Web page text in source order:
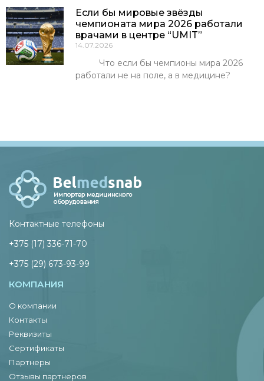
Если бы мировые звёзды
чемпионата мира 2026 работали
врачами в центре “UMIT”
14.07.2026
Что если бы чемпионы мира 2026
работали не на поле, а в медицине?
Контактные телефоны
+375 (17) 336-71-70
+375 (29) 673-93-99
КОМПАНИЯ
О компании
Контакты
Реквизиты
Сертификаты
Партнеры
Отзывы партнеров